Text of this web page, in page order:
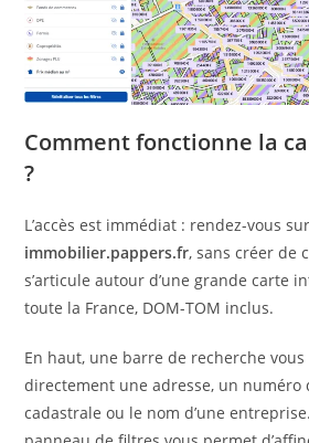
Comment fonctionne la
? ️
L’accès est immédiat : rendez-vous sur
immobilier.pappers.fr, sans créer de
s’articule autour d’une grande carte
toute la France, DOM-TOM inclus.
En haut, une barre de recherche
directement une adresse, un numéro
cadastrale ou le nom d’une